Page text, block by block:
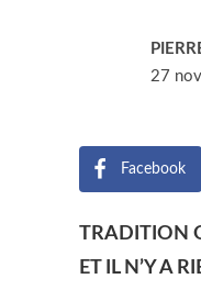
27
Facebook
TRADITION
ET IL N’Y A